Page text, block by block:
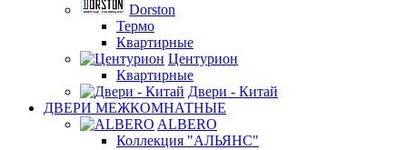
Dorston
Термо
Квартирные
Центурион
Квартирные
Двери - Китай
ДВЕРИ МЕЖКОМНАТНЫЕ
ALBERO
Коллекция "АЛЬЯНС"